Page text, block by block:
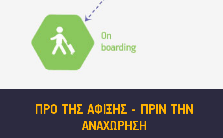
ΠΡΟ ΤΗΣ ΑΦΙΞΗΣ - ΠΡΙΝ ΤΗΝ
ΑΝΑΧΩΡΗΣΗ